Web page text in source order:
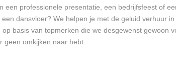
professionele presentatie, een bedrijfsfeest of
dansvloer? We helpen je met de geluid verhuur
basis van topmerken die we desgewenst gewoon
geen omkijken naar hebt.